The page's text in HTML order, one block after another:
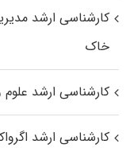
کارشناسی ارشد
خاک
کارشناسی ارشد
کارشناسی ارشد